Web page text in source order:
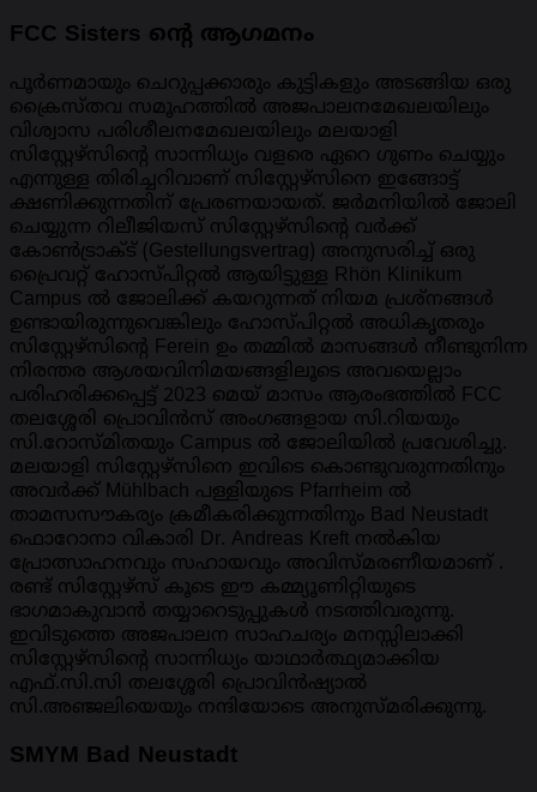
FCC Sisters ൻ്റെ ആഗമനം
പൂർണമായും ചെറുപ്പക്കാരും കുട്ടികളും അടങ്ങിയ ഒരു
ക്രൈസ്തവ സമൂഹത്തിൽ അജപാലനമേഖലയിലും
വിശ്വാസ പരിശീലനമേഖലയിലും മലയാളി
സിസ്റ്റേഴ്സിന്റെ സാന്നിധ്യം വളരെ ഏറെ ഗുണം ചെയ്യും
എന്നുള്ള തിരിച്ചറിവാണ് സിസ്റ്റേഴ്സിനെ ഇങ്ങോട്ട്
ക്ഷണിക്കുന്നതിന് പ്രേരണയായത്. ജർമനിയിൽ ജോലി
ചെയ്യുന്ന റിലീജിയസ് സിസ്റ്റേഴ്സിന്റെ വർക്ക്
കോൺട്രാക്ട് (Gestellungsvertrag) അനുസരിച്ച് ഒരു
പ്രൈവറ്റ് ഹോസ്പിറ്റൽ ആയിട്ടുള്ള Rhön Klinikum
Campus ൽ ജോലിക്ക് കയറുന്നത് നിയമ പ്രശ്നങ്ങൾ
ഉണ്ടായിരുന്നുവെങ്കിലും ഹോസ്പിറ്റൽ അധികൃതരും
സിസ്റ്റേഴ്സിന്റെ Ferein ഉം തമ്മിൽ മാസങ്ങൾ നീണ്ടുനിന്ന
നിരന്തര ആശയവിനിമയങ്ങളിലൂടെ അവയെല്ലാം
പരിഹരിക്കപ്പെട്ട് 2023 മെയ് മാസം ആരംഭത്തിൽ FCC
തലശ്ശേരി പ്രൊവിൻസ് അംഗങ്ങളായ സി.റിയയും
സി.റോസ്മിതയും Campus ൽ ജോലിയിൽ പ്രവേശിച്ചു.
മലയാളി സിസ്റ്റേഴ്സിനെ ഇവിടെ കൊണ്ടുവരുന്നതിനും
അവർക്ക് Mühlbach പള്ളിയുടെ Pfarrheim ൽ
താമസസൗകര്യം ക്രമീകരിക്കുന്നതിനും Bad Neustadt
ഫൊറോനാ വികാരി Dr. Andreas Kreft നൽകിയ
പ്രോത്സാഹനവും സഹായവും അവിസ്മരണീയമാണ് .
രണ്ട് സിസ്റ്റേഴ്സ് കൂടെ ഈ കമ്മ്യൂണിറ്റിയുടെ
ഭാഗമാകുവാൻ തയ്യാറെടുപ്പുകൾ നടത്തിവരുന്നു.
ഇവിടുത്തെ അജപാലന സാഹചര്യം മനസ്സിലാക്കി
സിസ്റ്റേഴ്സിന്റെ സാന്നിധ്യം യാഥാർത്ഥ്യമാക്കിയ
എഫ്.സി.സി തലശ്ശേരി പ്രൊവിൻഷ്യാൽ
സി.അഞ്ജലിയെയും നന്ദിയോടെ അനുസ്മരിക്കുന്നു.
SMYM Bad Neustadt